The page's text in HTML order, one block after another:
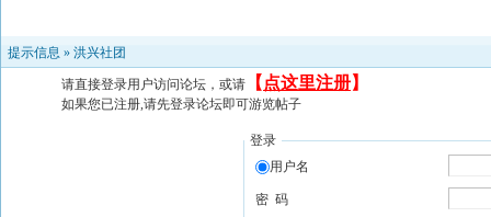
提示信息 » 洪兴社团
请直接登录用户访问论坛，或请 【 点这里注册】
如果您已注册,请先登录论坛即可游览帖子
登录
用户名
密 码